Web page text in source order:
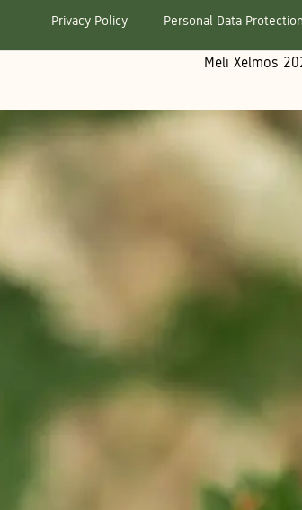
Privacy Policy Personal Data Protection
Meli Xelmos